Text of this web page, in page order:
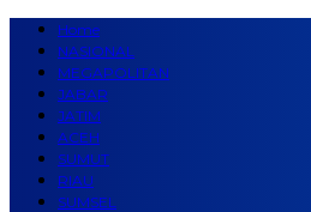
Home
NASIONAL
MEGAPOLITAN
JABAR
JATIM
ACEH
SUMUT
RIAU
SUMSEL